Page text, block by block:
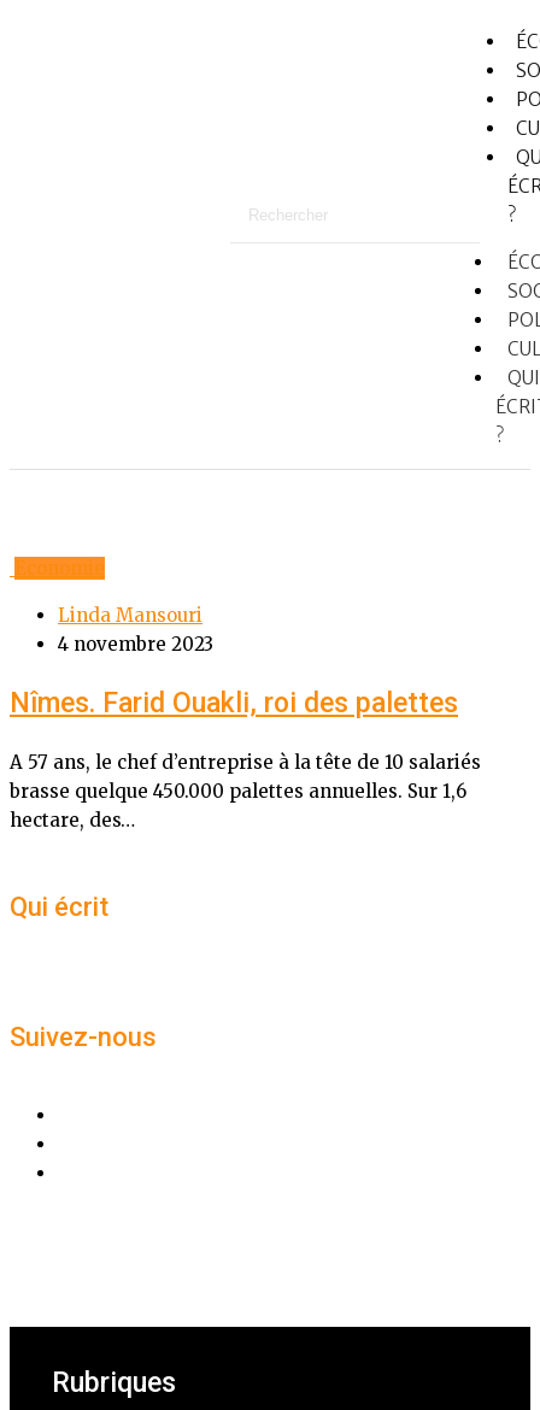
?
QUI
?
Economie
Linda Mansouri
4 novembre 2023
Nîmes. Farid Ouakli, roi des palettes
A 57 ans, le chef d’entreprise à la tête de 10 salariés
brasse quelque 450.000 palettes annuelles. Sur 1,6
hectare, des…
Qui écrit
Suivez-nous
Rubriques